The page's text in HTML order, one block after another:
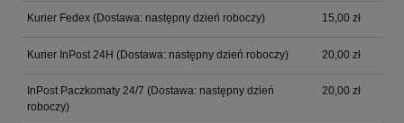
Kurier Fedex (Dostawa: następny dzień roboczy) 15,00 zł
Kurier InPost 24H (Dostawa: następny dzień roboczy) 20,00 zł
InPost Paczkomaty 24/7 (Dostawa: następny dzień
roboczy)
20,00 zł